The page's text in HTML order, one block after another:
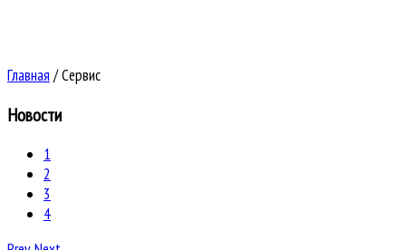
Главная /Сервис
Новости
1
2
3
4